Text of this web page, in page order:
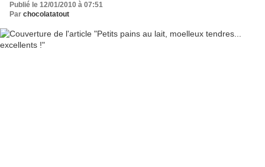
Publié le 12/01/2010 à 07:51
Par chocolatatout